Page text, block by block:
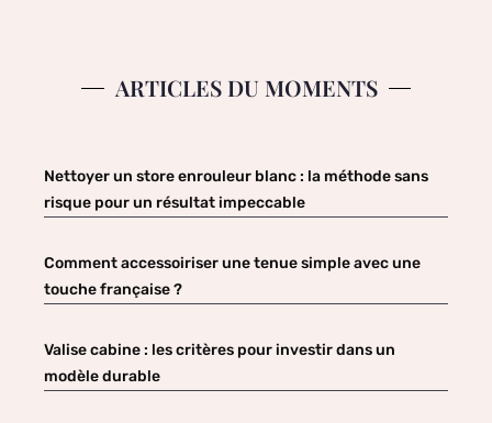
ARTICLES DU MOMENTS
Nettoyer un store enrouleur blanc : la méthode sans
risque pour un résultat impeccable
Comment accessoiriser une tenue simple avec une
touche française ?
Valise cabine : les critères pour investir dans un
modèle durable